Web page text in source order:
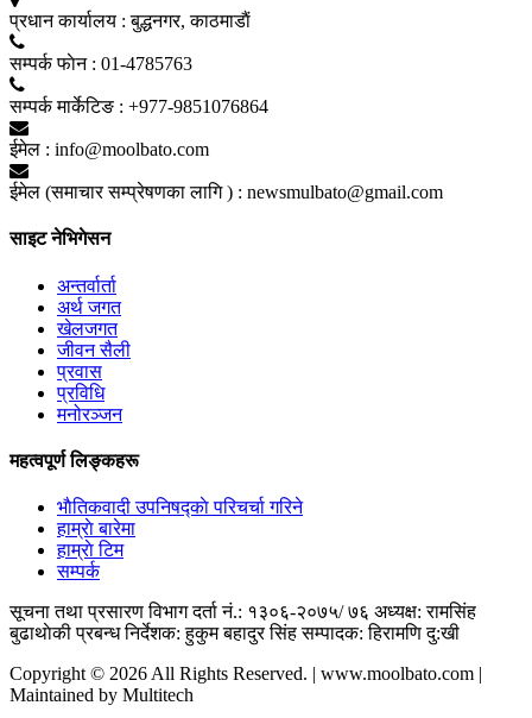
प्रधान कार्यालय : बुद्धनगर, काठमाडाैं
सम्पर्क फाेन : 01-4785763
सम्पर्क मार्केटिङ : +977-9851076864
ईमेल : info@moolbato.com
ईमेल (समाचार सम्प्रेषणका लागि ) : newsmulbato@gmail.com
साइट नेभिगेसन
अन्तर्वार्ता
अर्थ जगत
खेलजगत
जीवन सैली
प्रवास
प्रविधि
मनोरञ्जन
महत्वपूर्ण लिङ्कहरू
भाैतिकवादी उपनिषद्काे परिचर्चा गरिने
हाम्राे बारेमा
हाम्राे टिम
सम्पर्क
सूचना तथा प्रसारण विभाग दर्ता नं.: १३०६-२०७५/ ७६ अध्यक्ष: रामसिंह
बुढाथाेकी प्रबन्ध निर्देशक: हुकुम बहादुर सिंह सम्पादक: हिरामणि दु:खी
Copyright © 2026 All Rights Reserved. | www.moolbato.com |
Maintained by Multitech